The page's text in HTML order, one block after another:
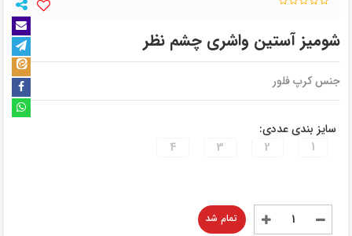
شومیز آستین واشری چشم نظر
جنس کرپ فلور
سایز بندی عددی:
1
2
3
4
تمام شد